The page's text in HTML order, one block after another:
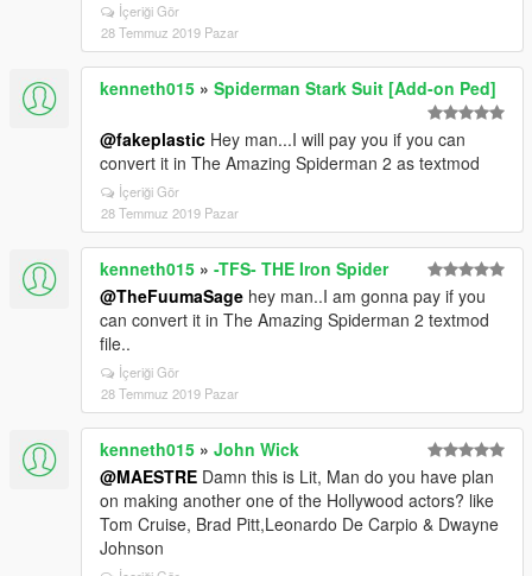
İçeriği Gör
28 Temmuz 2019 Pazar
kenneth015 » Spiderman Stark Suit [Add-on Ped]
@fakeplastic Hey man...I will pay you if you can
convert it in The Amazing Spiderman 2 as textmod
İçeriği Gör
28 Temmuz 2019 Pazar
kenneth015 » -TFS- THE Iron Spider
@TheFuumaSage hey man..I am gonna pay if you
can convert it in The Amazing Spiderman 2 textmod
file..
İçeriği Gör
28 Temmuz 2019 Pazar
kenneth015 » John Wick
@MAESTRE Damn this is Lit, Man do you have plan
on making another one of the Hollywood actors? like
Tom Cruise, Brad Pitt,Leonardo De Carpio & Dwayne
Johnson